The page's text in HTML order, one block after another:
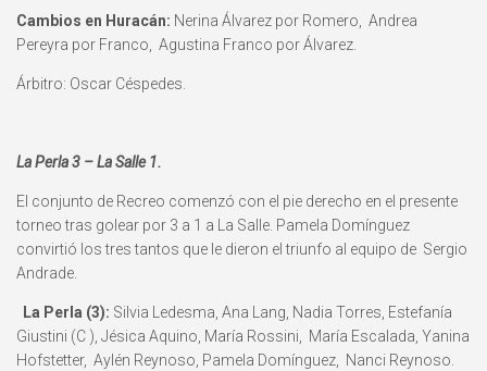
Cambios en Huracán: Nerina Álvarez por Romero, Andrea
Pereyra por Franco, Agustina Franco por Álvarez.
Árbitro: Oscar Céspedes.
La Perla 3 – La Salle 1.
El conjunto de Recreo comenzó con el pie derecho en el presente
torneo tras golear por 3 a 1 a La Salle. Pamela Domínguez
convirtió los tres tantos que le dieron el triunfo al equipo de Sergio
Andrade.
La Perla (3): Silvia Ledesma, Ana Lang, Nadia Torres, Estefanía
Giustini (C ), Jésica Aquino, María Rossini, María Escalada, Yanina
Hofstetter, Aylén Reynoso, Pamela Domínguez, Nanci Reynoso.